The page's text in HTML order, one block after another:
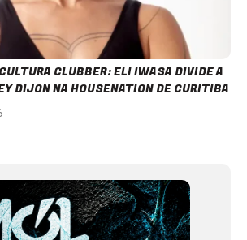
CLUBBER: ELI IWASA DIVIDE A
DIJON NA HOUSENATION DE CURITIBA